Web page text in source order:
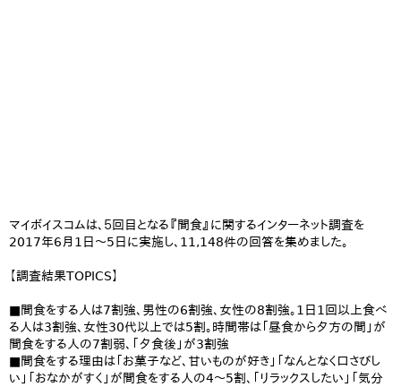
マイボイスコムは、５回目となる『間食』に関するインターネット調査を
2017年6月1日～5日に実施し、11,148件の回答を集めました。
【調査結果TOPICS】
■間食をする人は7割強、男性の6割強、女性の8割強。1日1回以上食べ
る人は3割強、女性30代以上では5割。時間帯は「昼食から夕方の間」が
間食をする人の7割弱、「夕食後」が3割強
■間食をする理由は「お菓子など、甘いものが好き」「なんとなく口さびし
い」「おなかがすく」が間食をする人の4～5割、「リラックスしたい」「気分